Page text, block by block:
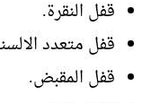
قفل النقرة.
قفل متعدد
قفل المقبض.